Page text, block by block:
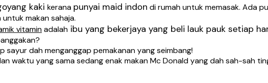
kaki kerana punyai maid indon di rumah untuk memasak. Ada
makan sahaja.
vitaminadalah ibu yang bekerjaya yang beli lauk pauk setiap
dah menganggap pemakanan yang seimbang!
waktu yang sama sedang enak makan Mc Donald yang dah sah-sah